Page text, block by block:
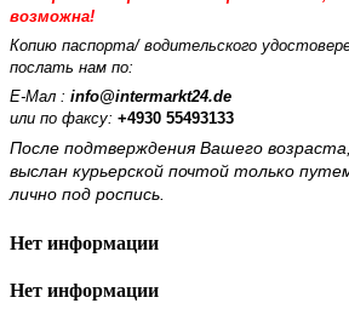
возможна!
Копию паспорта/ водительского
послать нам по:
Е-Мал : info@intermarkt24.de
или по факсу: +4930 55493133
После подтверждения Вашего
выслан курьерской почтой только
лично под роспись.
Нет информации
Нет информации